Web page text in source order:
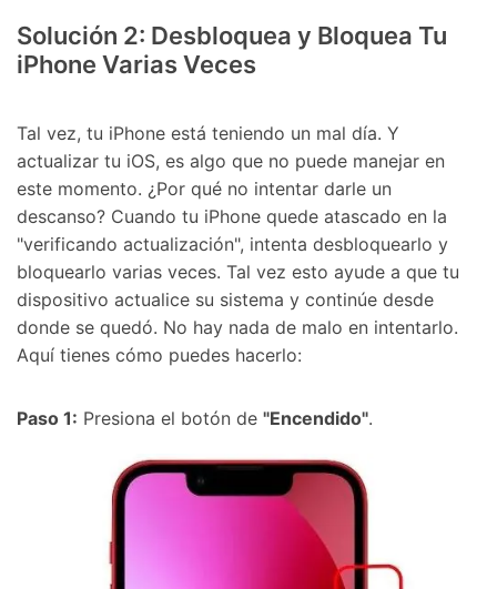
Solución 2: Desbloquea y Bloquea Tu
iPhone Varias Veces
Tal vez, tu iPhone está teniendo un mal día. Y
actualizar tu iOS, es algo que no puede manejar en
este momento. ¿Por qué no intentar darle un
descanso? Cuando tu iPhone quede atascado en la
"verificando actualización", intenta desbloquearlo y
bloquearlo varias veces. Tal vez esto ayude a que tu
dispositivo actualice su sistema y continúe desde
donde se quedó. No hay nada de malo en intentarlo.
Aquí tienes cómo puedes hacerlo:
Paso 1: Presiona el botón de "Encendido".